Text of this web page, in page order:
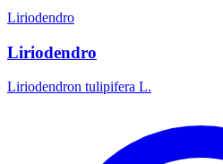
Liriodendro
Liriodendro
Liriodendron tulipifera L.